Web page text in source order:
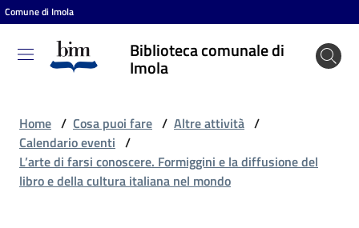
Vai al contenuto
Vai alla navigazione
Vai al footer
Comune di Imola
Biblioteca comunale di
Imola
Biblioteca
comunale
Entra
Home / Cosa puoi fare / Altre attività /
Calendario eventi /
L’arte di farsi conoscere. Formiggini e la diffusione del
libro e della cultura italiana nel mondo